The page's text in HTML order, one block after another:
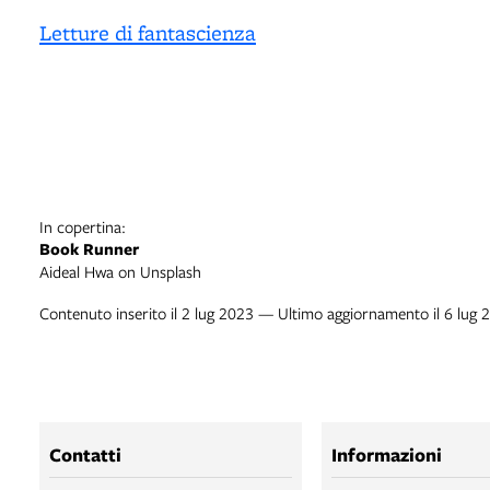
Letture di fantascienza
In copertina:
Book Runner
Aideal Hwa on Unsplash
Contenuto inserito il 2 lug 2023 — Ultimo aggiornamento il 6 lug
Contatti Informazioni